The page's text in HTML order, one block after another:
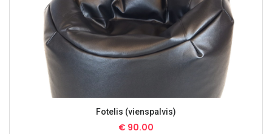
Fotelis (vienspalvis)
€ 90.00